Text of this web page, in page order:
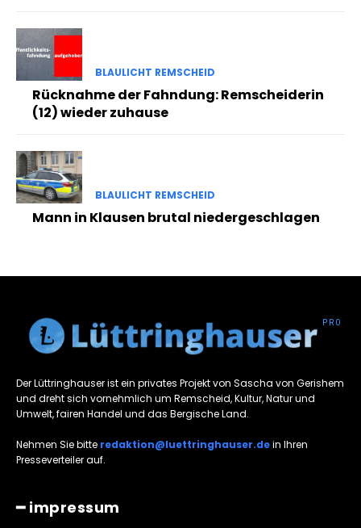
BLAULICHT REMSCHEID
Rücknahme der Fahndung: Remscheiderin
(12) wieder zuhause
BLAULICHT REMSCHEID
Mann in Klausen brutal niedergeschlagen
Der Lüttringhauser ist ein privates Projekt von Sascha von Gerishem
und dreht sich vornehmlich um Remscheid, Kultur, Natur und
Umwelt, fairen Handel und das Bergische Land.
Nehmen Sie bitte redaktion@luettringhauser.dein Ihren
Presseverteiler auf.
━ impressum